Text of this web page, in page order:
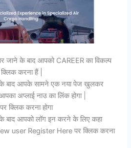
जाने के बाद आपको CAREER का विकल्प
करना हैं |
बाद आपके सामने एक नया पेज खुलकर
अप्लाई नाउ का लिंक होगा |
क्लिक करना होगा
बाद आपको लॉग इन करने के लिए कहा
user Register Here पर क्लिक करना